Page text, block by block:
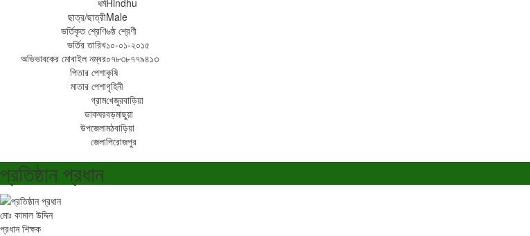
ধর্মHindhu
ছাত্র/ছাত্রীMale
ভর্তিকৃত শ্রেণি৬ষ্ঠ শ্রেণী
ভর্তির তারিখ১০-০১-২০১৫
অভিভাবকের মোবাইল নম্বর০৭৮৩৮৭৭৯৪১৩
পিতার পেশাকৃষি
মাতার পেশাগৃহিনী
গ্রামখেজুরবাড়িয়া
ডাকঘরবড়মাছুয়া
উপজেলামঠবাড়িয়া
জেলাপিরোজপুর
প্রতিষ্ঠান প্রধান
মোঃ কামাল উদ্দিন
প্রধান শিক্ষক